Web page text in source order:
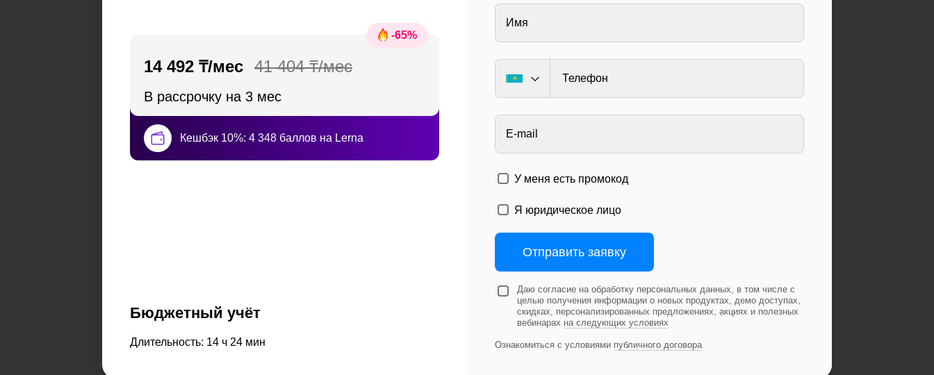
-65%
14 492 ₸/мес 41 404 ₸/мес
В рассрочку на 3 мес
Кешбэк 10%: 4 348 баллов на Lerna
Бюджетный учёт
Длительность: 14 ч 24 мин
Имя
Телефон
E-mail
У меня есть промокод
Я юридическое лицо
Отправить заявку
Даю согласие на обработку персональных данных, в том числе с
целью получения информации о новых продуктах, демо доступах,
скидках, персонализированных предложениях, акциях и полезных
вебинарах на следующих условиях
Ознакомиться с условиями публичного договора